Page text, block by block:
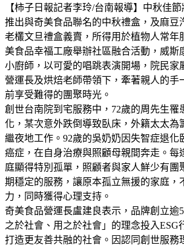
【柿子日報記者李玲/台南報導】中秋佳
推出與奇美食品聯名的中秋禮盒，及麻豆
老欉文旦禮盒義賣，所得用於植物人常年
美食品幸福工廠舉辦社區融合活動，威斯
小廚師，以可愛的唱跳表演開場，院民家
營運長及烘焙老師帶領下，牽著親人的手
前享受難得的團聚時光。
創世台南院到宅服務中，72歲的周先生罹
化，某次意外跌倒導致臥床，外籍太太為
繼夜地工作。92歲的吳奶奶因失智症退化
癌症，在自身治療與照顧母親間奔走。每
庭顯得特別孤單，照顧者與家人鮮少有團
期穩定的服務，讓原本孤立無援的家庭，
力，同時獲得心理支持。
奇美食品營運長盧建良表示，品牌創立逾
之於社會、用之於社會」的理念投入ESG
打造更友善共融的社會。因認同創世服務